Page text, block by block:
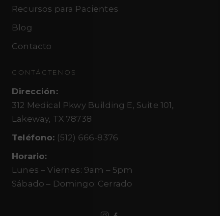
Recursos para Pacientes
Blog
Contacto
CONTÁCTENOS
Dirección:
312 Medical Pkwy Building E, Suite 101,
Lakeway, TX 78738
Teléfono: (512) 666-8376
Horario:
Lunes – Viernes: 9am – 5pm
Sábado – Domingo: Cerrado